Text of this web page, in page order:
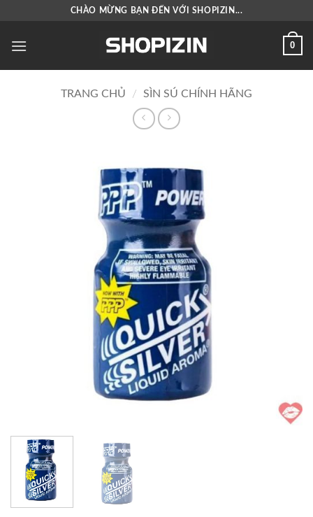
nội
CHÀO MỪNG BẠN ĐẾN VỚI SHOPIZIN...
0
TRANG CHỦ / SÌN SÚ CHÍNH HÃNG